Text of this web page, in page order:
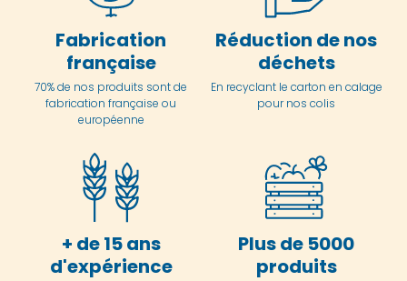
Fabrication
française
70% de nos produits sont de
fabrication française ou
européenne
Réduction de nos
déchets
En recyclant le carton en calage
pour nos colis
+ de 15 ans
d'expérience
Plus de 5000
produits